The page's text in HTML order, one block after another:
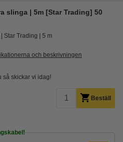
slinga | 5m [Star Trading] 50
Star Trading 5 m
och beskrivningen
så skickar vi idag!
Beställ